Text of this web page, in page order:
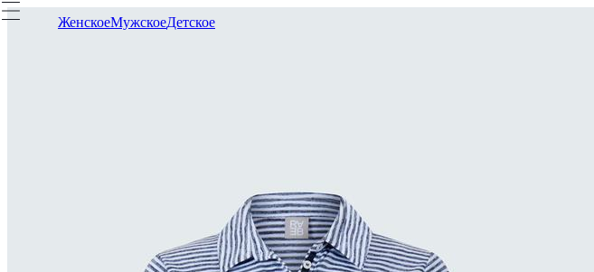
ЖенскоеМужскоеДетское